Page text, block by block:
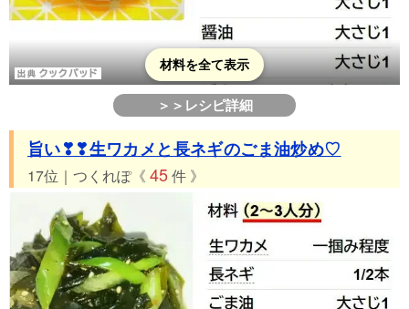
材料を全て表示
＞＞レシピ詳細
旨い❣❣生ワカメと長ネギのごま油炒め♡
17位｜つくれぽ《 45件 》